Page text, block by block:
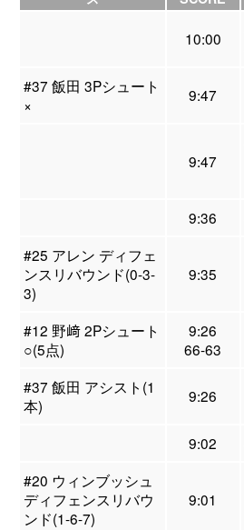
10:00
#37 飯田 3Pシュート
×
9:47
9:47
9:36
#25 アレン ディフェ
ンスリバウンド(0-3-
3)
9:35
#12 野﨑 2Pシュート
○(5点)
9:26
66-63
#37 飯田 アシスト(1
本)
9:26
9:02
#20 ウィンブッシュ
ディフェンスリバウ
ンド(1-6-7)
9:01